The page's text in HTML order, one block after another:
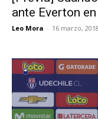
ante Everton
Leo Mora - 16 marzo, 2018